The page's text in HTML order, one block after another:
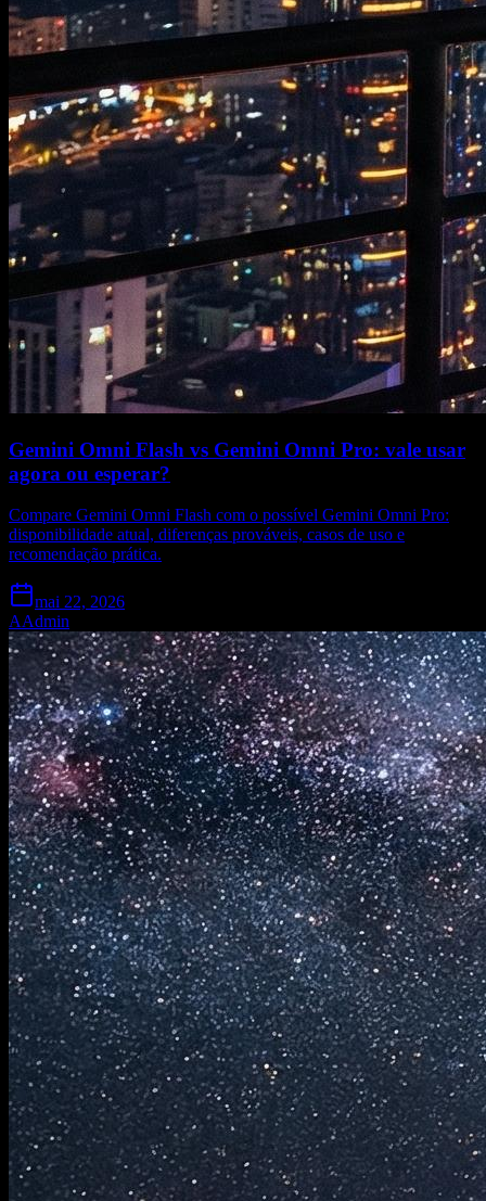
Gemini Omni Flash vs Gemini Omni Pro: vale usar
agora ou esperar?
Compare Gemini Omni Flash com o possível Gemini Omni Pro:
disponibilidade atual, diferenças prováveis, casos de uso e
recomendação prática.
mai 22, 2026
AAdmin